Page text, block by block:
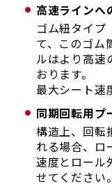
高速ラインへ
ゴム紐タイプ
て、このゴム
ルはより高速
おります。
最大シート
同期回転用プ
構造上、回転
れる場合、ロ
速度とロール
せてください。